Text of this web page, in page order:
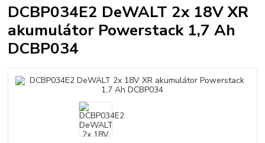
DCBP034E2 DeWALT 2x 18V XR
akumulátor Powerstack 1,7 Ah
DCBP034